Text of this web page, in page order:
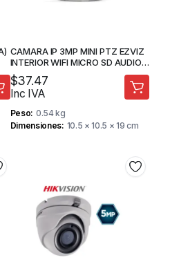
CAMARA IP 3MP MINI PTZ EZVIZ
INTERIOR WIFI MICRO SD AUDIO 2
VIAS – CAMARA DE SEGURIDAD
$37.47
Inc IVA
Peso 0.54 kg
Dimensiones 10.5 × 10.5 × 19 cm